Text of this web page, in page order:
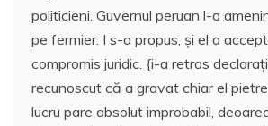
politicieni. Guvernul peruan l-a
pe fermier. I s-a propus, şi el a
compromis juridic. {i-a retras
recunoscut că a gravat chiar el
lucru pare absolut improbabil,